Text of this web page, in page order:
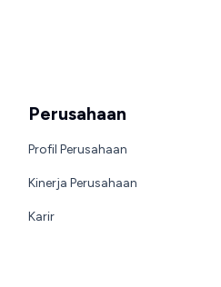
Perusahaan
Profil Perusahaan
Kinerja Perusahaan
Karir